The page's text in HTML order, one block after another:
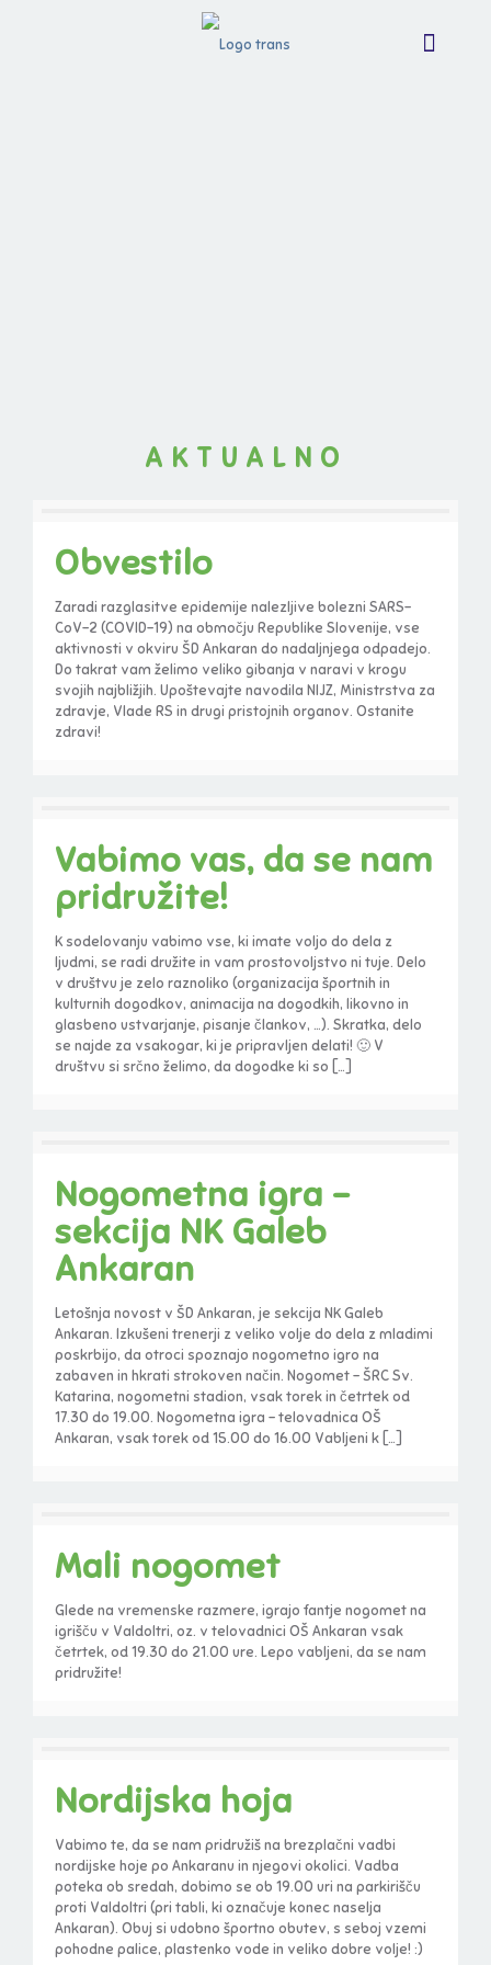
AKTUALNO
Obvestilo
Zaradi razglasitve epidemije nalezljive bolezni SARS-
CoV-2 (COVID-19) na območju Republike Slovenije, vse
aktivnosti v okviru ŠD Ankaran do nadaljnjega odpadejo.
Do takrat vam želimo veliko gibanja v naravi v krogu
svojih najbližjih. Upoštevajte navodila NIJZ, Ministrstva za
zdravje, Vlade RS in drugi pristojnih organov. Ostanite
zdravi!
Vabimo vas, da se nam
pridružite!
K sodelovanju vabimo vse, ki imate voljo do dela z
ljudmi, se radi družite in vam prostovoljstvo ni tuje. Delo
v društvu je zelo raznoliko (organizacija športnih in
kulturnih dogodkov, animacija na dogodkih, likovno in
glasbeno ustvarjanje, pisanje člankov, …). Skratka, delo
se najde za vsakogar, ki je pripravljen delati! 🙂 V
društvu si srčno želimo, da dogodke ki so […]
Nogometna igra –
sekcija NK Galeb
Ankaran
Letošnja novost v ŠD Ankaran, je sekcija NK Galeb
Ankaran. Izkušeni trenerji z veliko volje do dela z mladimi
poskrbijo, da otroci spoznajo nogometno igro na
zabaven in hkrati strokoven način. Nogomet – ŠRC Sv.
Katarina, nogometni stadion, vsak torek in četrtek od
17.30 do 19.00. Nogometna igra – telovadnica OŠ
Ankaran, vsak torek od 15.00 do 16.00 Vabljeni k […]
Mali nogomet
Glede na vremenske razmere, igrajo fantje nogomet na
igrišču v Valdoltri, oz. v telovadnici OŠ Ankaran vsak
četrtek, od 19.30 do 21.00 ure. Lepo vabljeni, da se nam
pridružite!
Nordijska hoja
Vabimo te, da se nam pridružiš na brezplačni vadbi
nordijske hoje po Ankaranu in njegovi okolici. Vadba
poteka ob sredah, dobimo se ob 19.00 uri na parkirišču
proti Valdoltri (pri tabli, ki označuje konec naselja
Ankaran). Obuj si udobno športno obutev, s seboj vzemi
pohodne palice, plastenko vode in veliko dobre volje! :)